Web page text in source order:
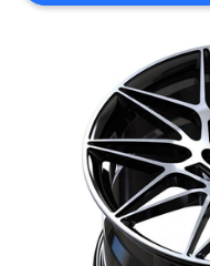
PRIVACY
POLICY